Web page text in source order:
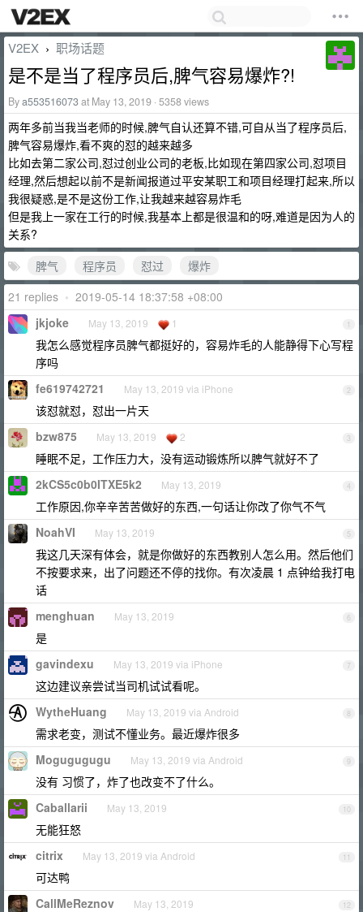
V2EX › 职场话题
是不是当了程序员后,脾气容易爆炸?!
Bya553516073at May 13, 2019 · 5358 views
两年多前当我当老师的时候,脾气自认还算不错,可自从当了程序员后,
脾气容易爆炸,看不爽的怼的越来越多
比如去第二家公司,怼过创业公司的老板,比如现在第四家公司,怼项目
经理,然后想起以前不是新闻报道过平安某职工和项目经理打起来,所以
我很疑惑,是不是这份工作,让我越来越容易炸毛
但是我上一家在工行的时候,我基本上都是很温和的呀,难道是因为人的
关系?
脾气
程序员 怼过
爆炸
21 replies • 2019-05-14 18:37:58 +08:00
1
jkjoke May 13, 2019 1
我怎么感觉程序员脾气都挺好的，容易炸毛的人能静得下心写程
序吗
2
fe619742721 May 13, 2019 via iPhone
该怼就怼，怼出一片天
3
bzw875 May 13, 2019 2
睡眠不足，工作压力大，没有运动锻炼所以脾气就好不了
4
2kCS5c0b0ITXE5k2 May 13, 2019
工作原因,你辛辛苦苦做好的东西,一句话让你改了你气不气
5
NoahVI May 13, 2019
我这几天深有体会，就是你做好的东西教别人怎么用。然后他们
不按要求来，出了问题还不停的找你。有次凌晨 1 点钟给我打电
话
6
menghuan May 13, 2019
是
7
gavindexu May 13, 2019 via iPhone
这边建议亲尝试当司机试试看呢。
8
WytheHuang May 13, 2019 via Android
需求老变，测试不懂业务。最近爆炸很多
9
Mogugugugu May 13, 2019 via Android
没有 习惯了，炸了也改变不了什么。
10
Caballarii May 13, 2019
无能狂怒
11
citrix May 13, 2019 via Android
可达鸭
12
CallMeReznov May 13, 2019